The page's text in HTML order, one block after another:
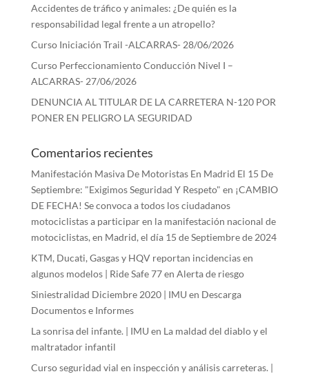
Accidentes de tráfico y animales: ¿De quién es la
responsabilidad legal frente a un atropello?
Curso Iniciación Trail -ALCARRAS- 28/06/2026
Curso Perfeccionamiento Conducción Nivel I –
ALCARRAS- 27/06/2026
DENUNCIA AL TITULAR DE LA CARRETERA N-120 POR
PONER EN PELIGRO LA SEGURIDAD
Comentarios recientes
Manifestación Masiva De Motoristas En Madrid El 15 De
Septiembre: "Exigimos Seguridad Y Respeto" en ¡CAMBIO
DE FECHA! Se convoca a todos los ciudadanos
motociclistas a participar en la manifestación nacional de
motociclistas, en Madrid, el día 15 de Septiembre de 2024
KTM, Ducati, Gasgas y HQV reportan incidencias en
algunos modelos | Ride Safe 77en Alerta de riesgo
Siniestralidad Diciembre 2020 | IMU en Descarga
Documentos e Informes
La sonrisa del infante. | IMU en La maldad del diablo y el
maltratador infantil
Curso seguridad vial en inspección y análisis carreteras. |